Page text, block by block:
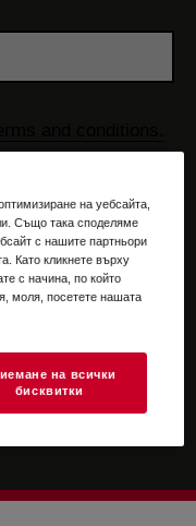
statement
на уебсайта,
Също така споделяме
с нашите партньори
Като кликнете върху
с начина, по който
моля, посетете нашата
на всички
бисквитки